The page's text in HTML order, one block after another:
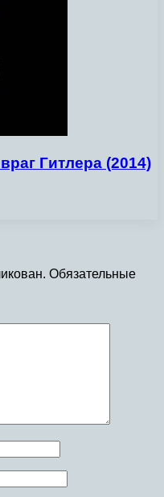
Гитлера (2014)
Обязательные